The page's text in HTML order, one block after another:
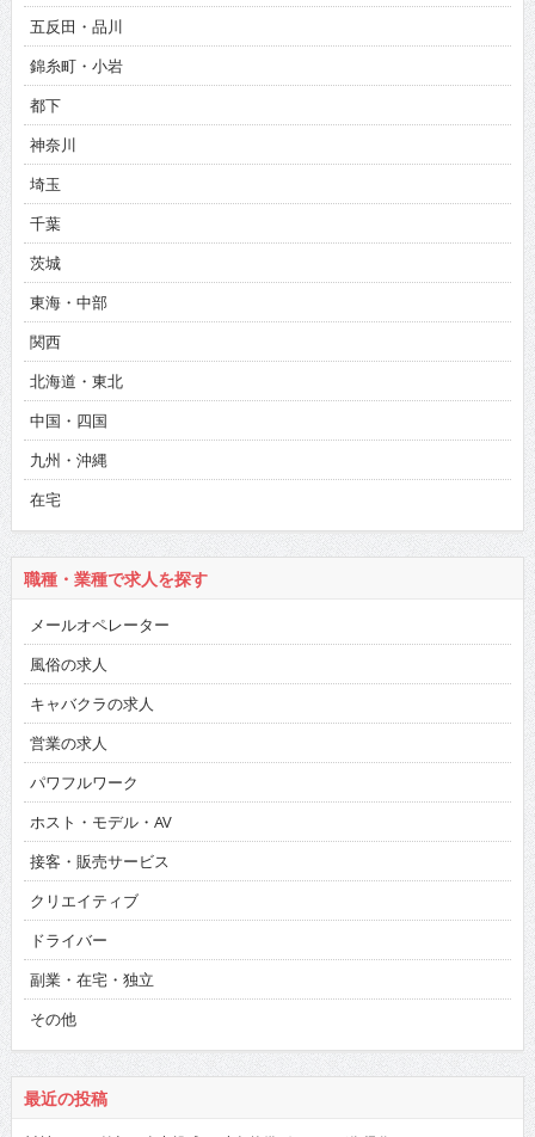
五反田・品川
錦糸町・小岩
都下
神奈川
埼玉
千葉
茨城
東海・中部
関西
北海道・東北
中国・四国
九州・沖縄
在宅
職種・業種で求人を探す
メールオペレーター
風俗の求人
キャバクラの求人
営業の求人
パワフルワーク
ホスト・モデル・AV
接客・販売サービス
クリエイティブ
ドライバー
副業・在宅・独立
その他
最近の投稿